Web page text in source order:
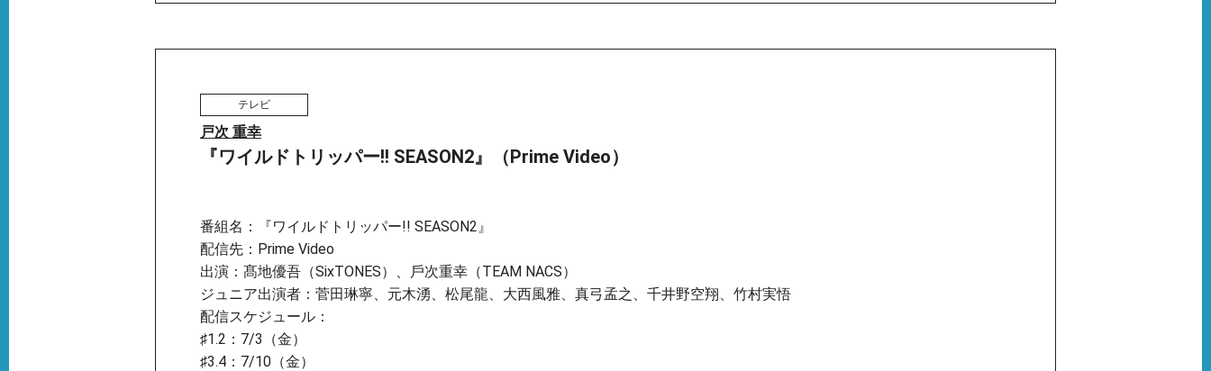
テレビ
戸次 重幸
『ワイルドトリッパー!! SEASON2』（Prime Video）
番組名：『ワイルドトリッパー!! SEASON2』
配信先：Prime Video
出演：髙地優吾（SixTONES）、⼾次重幸（TEAM NACS）
ジュニア出演者：菅⽥琳寧、元⽊湧、松尾⿓、⼤⻄⾵雅、真⼸孟之、千井野空翔、⽵村実悟
配信スケジュール：
♯1.2：7/3（金）
♯3.4：7/10（金）